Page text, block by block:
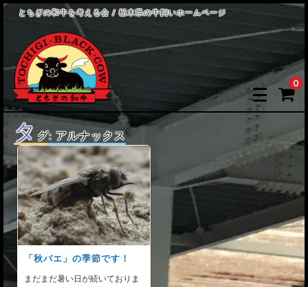
とちぎの和牛を考える会 / 栃木県の牛飼いホームページ
0
タ グ: アルナックス
「秋バエ」の季節です！
まだまだ暑い日が続いておりま